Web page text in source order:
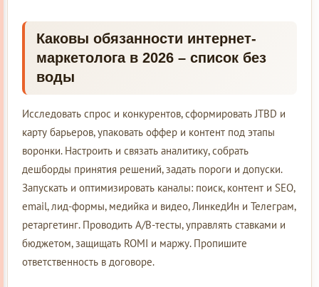
Каковы обязанности интернет-
маркетолога в 2026 – список без
воды
Исследовать спрос и конкурентов, сформировать JTBD и
карту барьеров, упаковать оффер и контент под этапы
воронки. Настроить и связать аналитику, собрать
дешборды принятия решений, задать пороги и допуски.
Запускать и оптимизировать каналы: поиск, контент и SEO,
email, лид-формы, медийка и видео, ЛинкедИн и Телеграм,
ретаргетинг. Проводить A/B-тесты, управлять ставками и
бюджетом, защищать ROMI и маржу. Пропишите
ответственность в договоре.